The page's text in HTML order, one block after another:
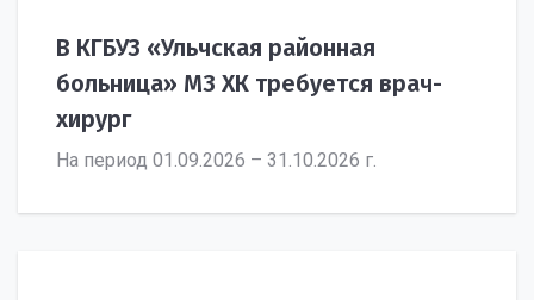
В КГБУЗ «Ульчская районная
больница» МЗ ХК требуется врач-
хирург
На период 01.09.2026 – 31.10.2026 г.